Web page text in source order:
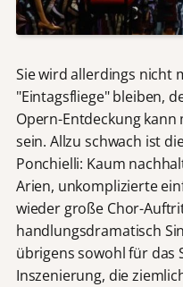
Sie wird allerdings nicht
"Eintagsfliege" bleiben,
Opern-Entdeckung kann
sein. Allzu schwach ist
Ponchielli: Kaum
Arien, unkomplizierte
wieder große Chor-
handlungsdramatisch
übrigens sowohl für das
Inszenierung, die